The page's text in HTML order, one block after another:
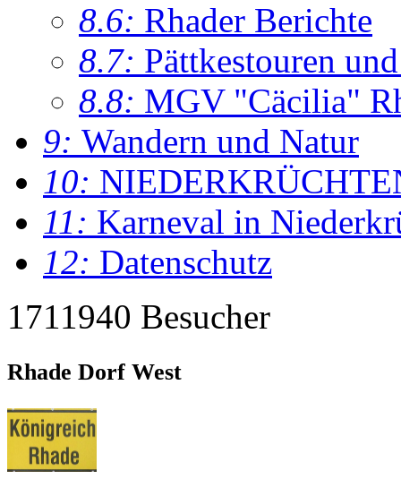
8.6: Rhader Berichte
8.7: Pättkestouren
8.8: MGV "Cäcilia"
9: Wandern und Natur
10:
11: Karneval in
12: Datenschutz
1711940 Besucher
Rhade Dorf West